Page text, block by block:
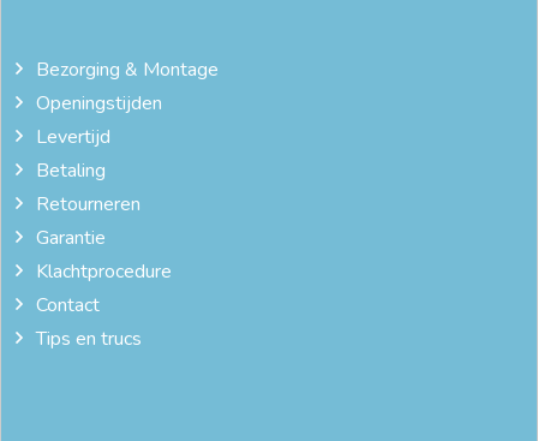
Bezorging & Montage
Openingstijden
Levertijd
Betaling
Retourneren
Garantie
Klachtprocedure
Contact
Tips en trucs